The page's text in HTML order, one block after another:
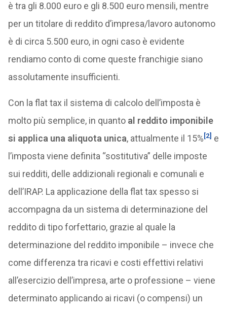
è tra gli 8.000 euro e gli 8.500 euro mensili, mentre
per un titolare di reddito d’impresa/lavoro autonomo
è di circa 5.500 euro, in ogni caso è evidente
rendiamo conto di come queste franchigie siano
assolutamente insufficienti.
Con la flat tax il sistema di calcolo dell’imposta è
molto più semplice, in quanto al reddito imponibile
si applica una aliquota unica, attualmente il 15%[2] e
l’imposta viene definita “sostitutiva” delle imposte
sui redditi, delle addizionali regionali e comunali e
dell’IRAP. La applicazione della flat tax spesso si
accompagna da un sistema di determinazione del
reddito di tipo forfettario, grazie al quale la
determinazione del reddito imponibile – invece che
come differenza tra ricavi e costi effettivi relativi
all’esercizio dell’impresa, arte o professione – viene
determinato applicando ai ricavi (o compensi) un